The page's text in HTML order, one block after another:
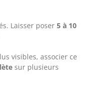
Laisser poser5 à 10
visibles, associer ce
sur plusieurs